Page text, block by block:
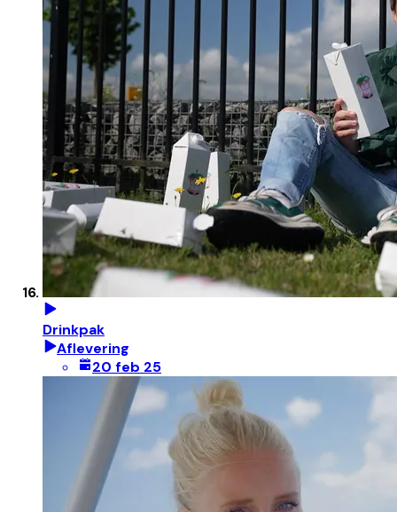
Drinkpak
Aflevering
20 feb 25